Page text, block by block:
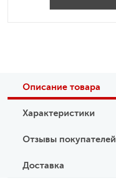
Описание товара
Характеристики
Отзывы покупателей
Доставка